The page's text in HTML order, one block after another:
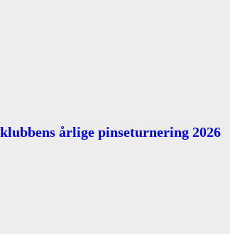
årlige pinseturnering 2026